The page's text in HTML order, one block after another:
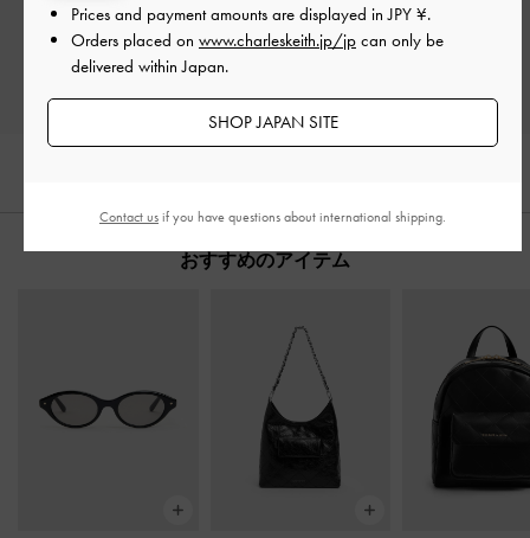
レビューを書く
おすすめのアイテム
Prices and payment amounts are displayed inJPY ¥.
Orders placed on www.charleskeith.jp/jp can only be
delivered within Japan.
SHOP JAPAN SITE
Contact usif you have questions about international shipping.